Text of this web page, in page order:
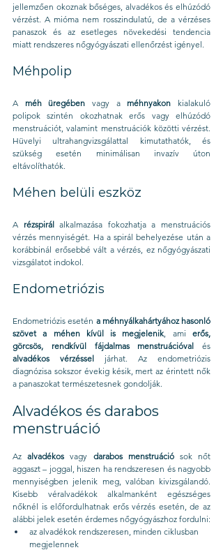
jellemzően okoznak bőséges, alvadékos és elhúzódó
vérzést. A mióma nem rosszindulatú, de a vérzéses
panaszok és az esetleges növekedési tendencia
miatt rendszeres nőgyógyászati ellenőrzést igényel.
Méhpolip
A méh üregében vagy a méhnyakon kialakuló
polipok szintén okozhatnak erős vagy elhúzódó
menstruációt, valamint menstruációk közötti vérzést.
Hüvelyi ultrahangvizsgálattal kimutathatók, és
szükség esetén minimálisan invazív úton
eltávolíthatók.
Méhen belüli eszköz
A rézspirál alkalmazása fokozhatja a menstruációs
vérzés mennyiségét. Ha a spirál behelyezése után a
korábbinál erősebbé vált a vérzés, ez nőgyógyászati
vizsgálatot indokol.
Endometriózis
Endometriózis esetén a méhnyálkahártyához hasonló
szövet a méhen kívül is megjelenik, ami erős,
görcsös, rendkívül fájdalmas menstruációval
alvadékos vérzéssel járhat. Az endometriózis
diagnózisa sokszor évekig késik, mert az érintett nők
a panaszokat természetesnek gondolják.
Alvadékos és darabos
menstruáció
Az alvadékos vagy darabos menstruáció sok nőt
aggaszt – joggal, hiszen ha rendszeresen és nagyobb
mennyiségben jelenik meg, valóban kivizsgálandó.
Kisebb véralvadékok alkalmanként egészséges
nőknél is előfordulhatnak erős vérzés esetén, de az
alábbi jelek esetén érdemes nőgyógyászhoz fordulni:
az alvadékok rendszeresen, minden ciklusban
megjelennek